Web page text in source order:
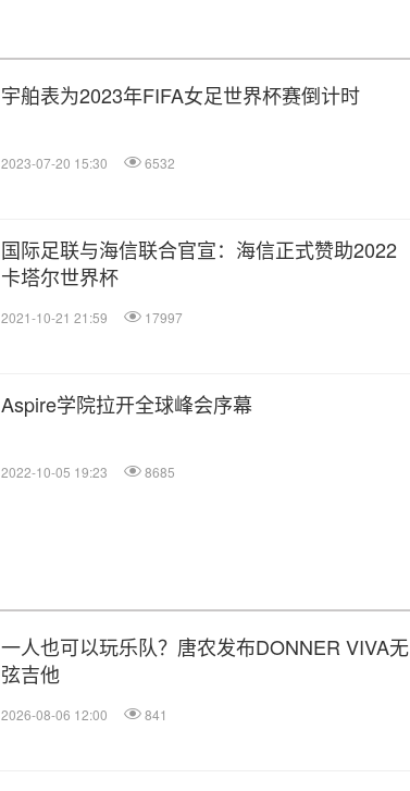
宇舶表为2023年FIFA女足世界杯赛倒计时
2023-07-20 15:30 6532
国际足联与海信联合官宣：海信正式赞助2022
卡塔尔世界杯
2021-10-21 21:59 17997
Aspire学院拉开全球峰会序幕
2022-10-05 19:23 8685
一人也可以玩乐队？唐农发布DONNER VIVA无
弦吉他
2026-08-06 12:00 841